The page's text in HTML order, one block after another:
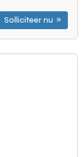
Solliciteer nu